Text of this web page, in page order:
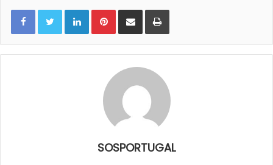
LinkedInPinterestShare via Email Print
SOSPORTUGAL